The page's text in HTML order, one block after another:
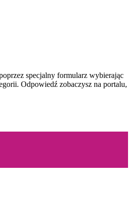
specjalny formularz wybierając
Odpowiedź zobaczysz na portalu,